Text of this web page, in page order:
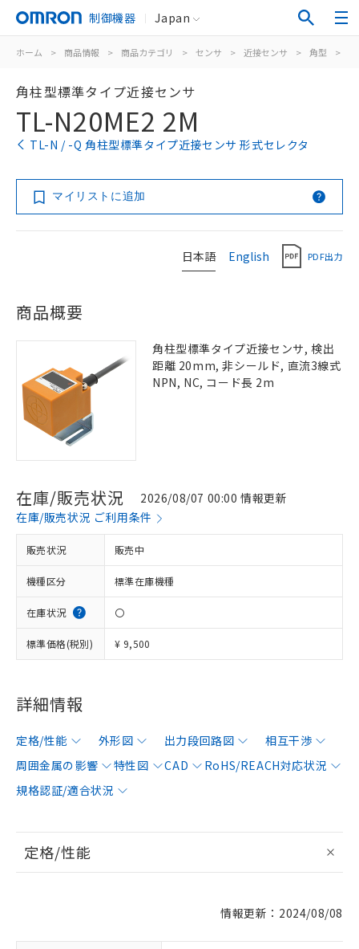
制御機器 Japan
ホーム > 商品情報 > 商品カテゴリ > センサ > 近接センサ > 角型 >
角柱型標準タイプ近接センサ
TL-N20ME2 2M
TL-N / -Q 角柱型標準タイプ近接センサ 形式セレクタ
マイリストに追加
日本語 English PDF出力
商品概要
角柱型標準タイプ近接センサ, 検出
距離 20mm, 非シールド, 直流3線式
NPN, NC, コード長 2m
在庫/販売状況
2026/08/07 00:00 情報更新
在庫/販売状況 ご利用条件
販売状況 販売中
機種区分 標準在庫機種
在庫状況 〇
標準価格(税別) ¥ 9,500
詳細情報
定格/性能 外形図 出力段回路図
相互干渉
周囲金属の影響
特性図 CAD
RoHS/REACH対応状況
規格認証/適合状況
定格/性能
情報更新：2024/08/08